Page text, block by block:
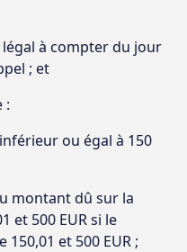
à compter du jour
; et
:
ou égal à 150
montant dû sur la
et 500 EUR si le
et 500 EUR ;